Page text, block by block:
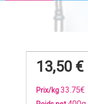
13,50 €
Prix/kg33.75€